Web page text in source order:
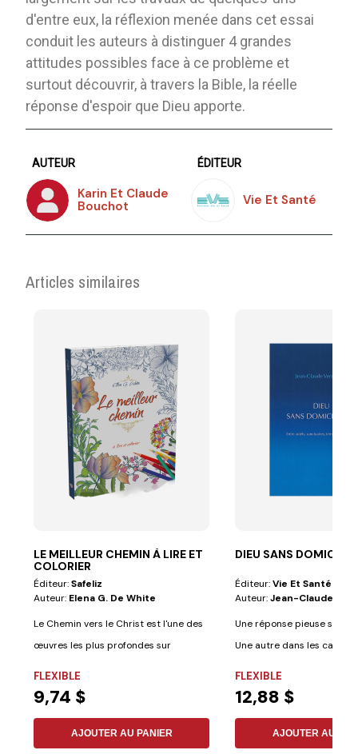
d'entre eux, la réflexion menée dans cet essai
conduit les auteurs à distinguer 4 grandes
attitudes possibles face à ce problème et
surtout découvrir, à travers la Bible, la réelle
réponse d'espoir que Dieu apporte.
AUTEUR
Karin Et Claude
Bouchot
ÉDITEUR
Vie Et Santé
Articles similaires
LE MEILLEUR CHEMIN À LIRE ET
COLORIER
Éditeur:Safeliz
Auteur: Elena G. De White
Le Chemin vers le Christ est l'une des
œuvres les plus profondes sur
FLEXIBLE
9,74 $
AJOUTER AU PANIER
DIEU SANS DOMICILE
Éditeur:Vie Et Santé
Auteur:Jean-Claude
Une réponse pieuse situe
Une autre dans les
FLEXIBLE
12,88 $
AJOUTER AU